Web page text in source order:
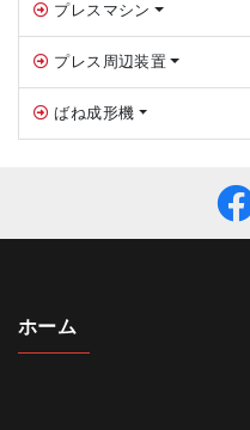
プレスマシン
プレス周辺装置
ばね成形機
ホーム